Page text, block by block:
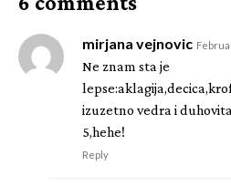
mirjana vejnovic
Ne znam sta je
izuzetno vedra i
5,hehe!
Reply